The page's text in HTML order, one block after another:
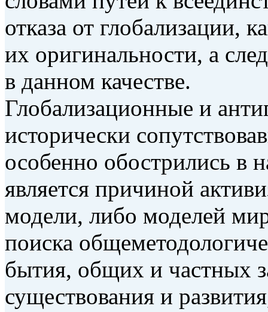
отказа от глобализации,
их оригинальности, а
в данном качестве.
Глобализационные и
исторически
особенно обострились в
является причиной
модели, либо моделей
поиска
бытия, общих и частных
существования и